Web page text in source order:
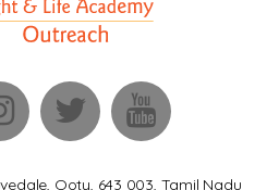
Ooty, 643 003, Tamil Nadu